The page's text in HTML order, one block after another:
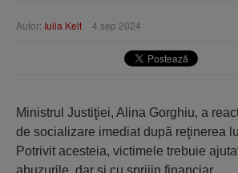
Autor: Iulia Kelt 4 sep 2024
Ministrul Justiţiei, Alina Gorghiu, a
de socializare imediat după reţinerea
Potrivit acesteia, victimele trebuie
abuzurile, dar şi cu sprijin financiar.